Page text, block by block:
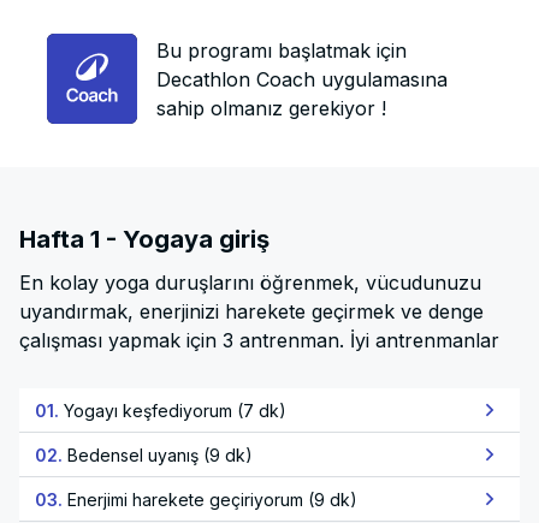
Bu programı başlatmak için
Decathlon Coach uygulamasına
sahip olmanız gerekiyor !
Hafta 1 - Yogaya giriş
En kolay yoga duruşlarını öğrenmek, vücudunuzu
uyandırmak, enerjinizi harekete geçirmek ve denge
çalışması yapmak için 3 antrenman. İyi antrenmanlar
01. Yogayı keşfediyorum (7 dk)
02. Bedensel uyanış (9 dk)
03. Enerjimi harekete geçiriyorum (9 dk)